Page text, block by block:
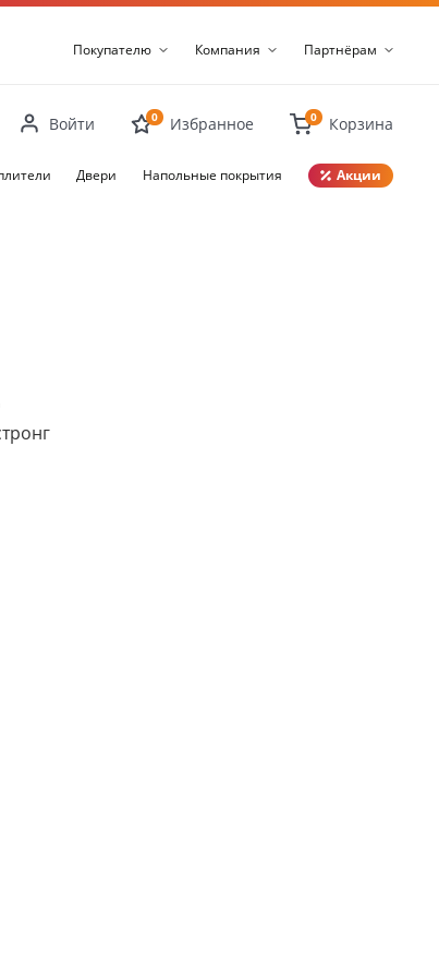
Покупателю Компания Партнёрам
Войти 0 Избранное 0 Корзина
Двери Напольные покрытия Акции